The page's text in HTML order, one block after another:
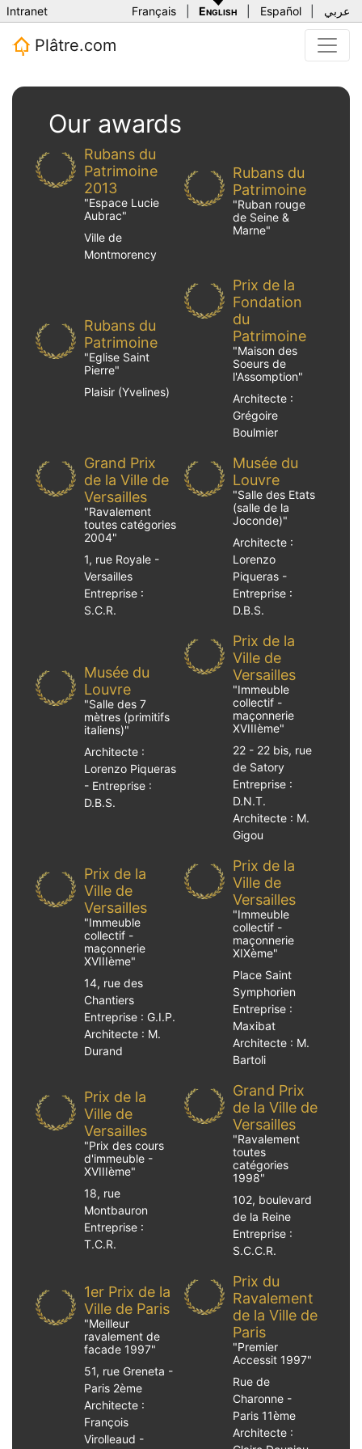
Intranet Français English Español عربي
Plâtre.com
Our awards
Rubans du
Patrimoine
2013
"Espace Lucie
Aubrac"
Ville de
Montmorency
Rubans du
Patrimoine
"Ruban rouge
de Seine &
Marne"
Rubans du
Patrimoine
"Eglise Saint
Pierre"
Plaisir (Yvelines)
Prix de la
Fondation
du
Patrimoine
"Maison des
Soeurs de
l'Assomption"
Architecte :
Grégoire
Boulmier
Grand Prix
de la Ville de
Versailles
"Ravalement
toutes catégories
2004"
1, rue Royale -
Versailles
Entreprise :
S.C.R.
Musée du
Louvre
"Salle des Etats
(salle de la
Joconde)"
Architecte :
Lorenzo
Piqueras -
Entreprise :
D.B.S.
Musée du
Louvre
"Salle des 7
mètres (primitifs
italiens)"
Architecte :
Lorenzo Piqueras
- Entreprise :
D.B.S.
Prix de la
Ville de
Versailles
"Immeuble
collectif -
maçonnerie
XVIIIème"
22 - 22 bis, rue
de Satory
Entreprise :
D.N.T.
Architecte : M.
Gigou
Prix de la
Ville de
Versailles
"Immeuble
collectif -
maçonnerie
XVIIIème"
14, rue des
Chantiers
Entreprise : G.I.P.
Architecte : M.
Durand
Prix de la
Ville de
Versailles
"Immeuble
collectif -
maçonnerie
XIXème"
Place Saint
Symphorien
Entreprise :
Maxibat
Architecte : M.
Bartoli
Prix de la
Ville de
Versailles
"Prix des cours
d'immeuble -
XVIIIème"
18, rue
Montbauron
Entreprise :
T.C.R.
Grand Prix
de la Ville de
Versailles
"Ravalement
toutes
catégories
1998"
102, boulevard
de la Reine
Entreprise :
S.C.C.R.
1er Prix de la
Ville de Paris
"Meilleur
ravalement de
facade 1997"
51, rue Greneta -
Paris 2ème
Architecte :
François
Virolleaud -
Prix du
Ravalement
de la Ville de
Paris
"Premier
Accessit 1997"
Rue de
Charonne -
Paris 11ème
Architecte :